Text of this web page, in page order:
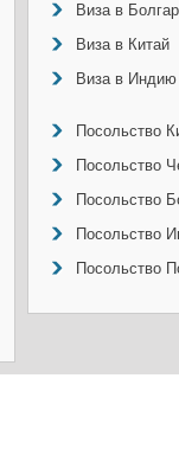
Виза в
Виза в Китай
Виза в Индию
Посольство
Посольство
Посольство
Посольство
Посольство